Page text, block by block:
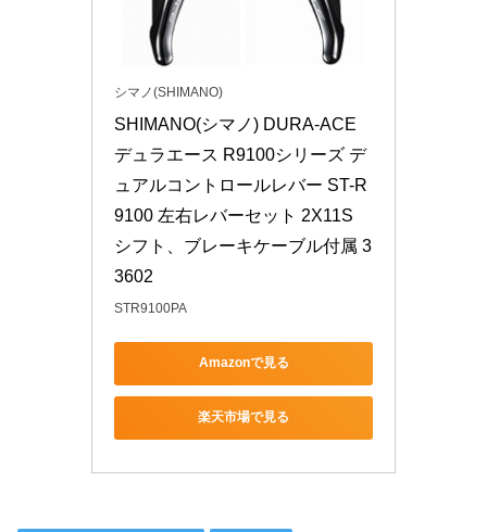
シマノ(SHIMANO)
SHIMANO(シマノ) DURA-ACE
デュラエース R9100シリーズ デ
ュアルコントロールレバー ST-R
9100 左右レバーセット 2X11S
シフト、ブレーキケーブル付属 3
3602
STR9100PA
Amazonで見る
楽天市場で見る